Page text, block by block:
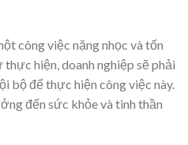
công việc nặng nhọc và tốn
hiện, doanh nghiệp sẽ phải
bộ để thực hiện công việc này.
đến sức khỏe và tinh thần